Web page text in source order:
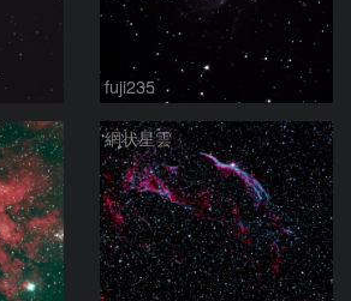
fuji235
網状星雲